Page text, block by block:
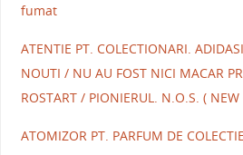
fumat
ATENTIE PT. COLECTIONARI.
NOUTI / NU AU FOST NICI MACAR
ROSTART / PIONIERUL. N.O.S. (
ATOMIZOR PT. PARFUM DE